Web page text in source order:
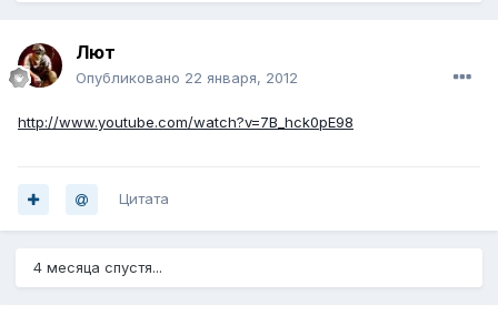
Лют
Опубликовано 22 января, 2012
http://www.youtube.com/watch?v=7B_hck0pE98
Цитата
4 месяца спустя...